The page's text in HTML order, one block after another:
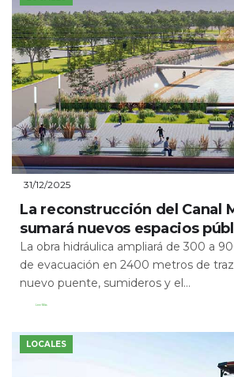
31/12/2025
La reconstrucción del Canal
sumará nuevos espacios
La obra hidráulica ampliará de 300 a
de evacuación en 2400 metros de
nuevo puente, sumideros y el...
Leer Más
LOCALES